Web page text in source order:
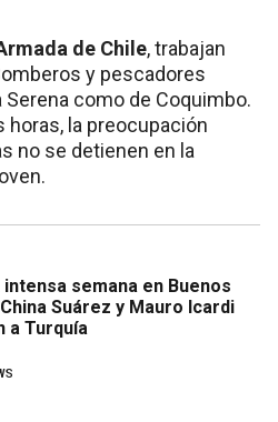
de Chile, trabajan
y pescadores
como de Coquimbo.
horas, la preocupación
no se detienen en la
semana en Buenos
Suárez y Mauro Icardi
a Turquía